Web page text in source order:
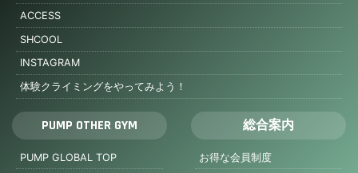
ACCESS
SHCOOL
INSTAGRAM
体験クライミングをやってみよう！
PUMP OTHER GYM
PUMP GLOBAL TOP
総合案内
お得な会員制度